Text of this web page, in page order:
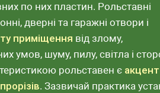
по них пластин. Рольставні
дверні та гаражні отвори і
приміщення від злому,
умов, шуму, пилу, світла і
рольставен є
. Зазвичай практика